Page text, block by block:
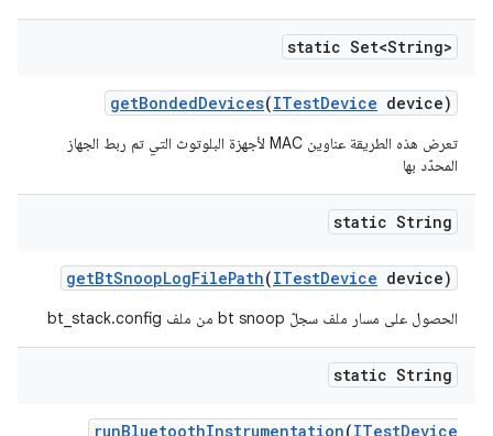
static Set<String>
getBondedDevices(ITestDevice device)
تعرض هذه الطريقة عناوين MAC لأجهزة البلوتوث التي تم ربط الجهاز
المحدّد بها
static String
getBtSnoopLogFilePath(ITestDevice device)
الحصول على مسار ملف سجلّ bt snoop من ملف bt_stack.config
static String
runBluetoothInstrumentation(ITestDevice